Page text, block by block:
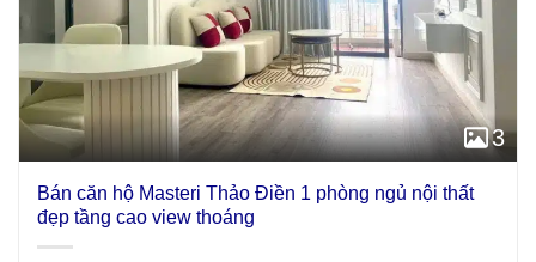
3
Bán căn hộ Masteri Thảo Điền 1 phòng ngủ nội thất
đẹp tầng cao view thoáng